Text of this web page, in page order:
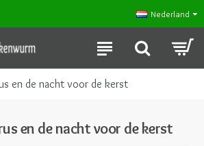
Nederland
en de nacht voor de kerst
en de nacht voor de kerst